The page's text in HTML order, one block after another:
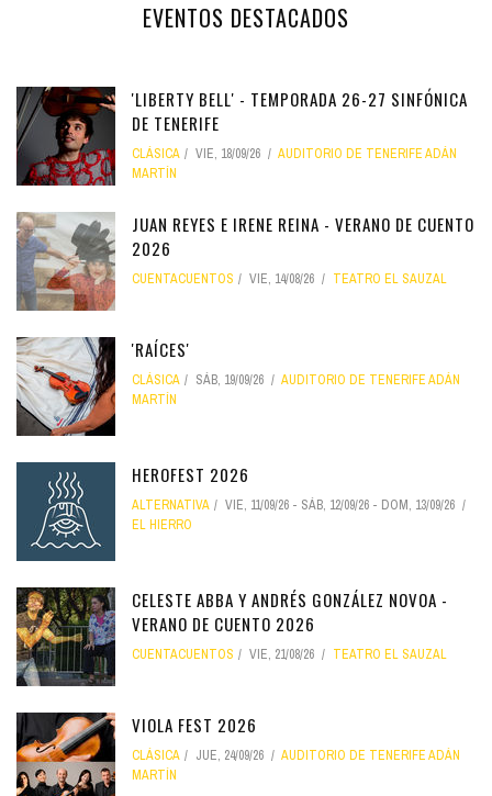
EVENTOS DESTACADOS
'LIBERTY BELL' - TEMPORADA 26-27 SINFÓNICA
DE TENERIFE
CLÁSICA VIE, 18/09/26
AUDITORIO DE TENERIFE ADÁN
MARTÍN
JUAN REYES E IRENE REINA - VERANO DE CUENTO
2026
CUENTACUENTOS VIE, 14/08/26 TEATRO EL SAUZAL
'RAÍCES'
CLÁSICA SÁB, 19/09/26
AUDITORIO DE TENERIFE ADÁN
MARTÍN
HEROFEST 2026
ALTERNATIVA VIE, 11/09/26 - SÁB, 12/09/26 - DOM, 13/09/26
EL HIERRO
CELESTE ABBA Y ANDRÉS GONZÁLEZ NOVOA -
VERANO DE CUENTO 2026
CUENTACUENTOS VIE, 21/08/26 TEATRO EL SAUZAL
VIOLA FEST 2026
CLÁSICA JUE, 24/09/26
AUDITORIO DE TENERIFE ADÁN
MARTÍN